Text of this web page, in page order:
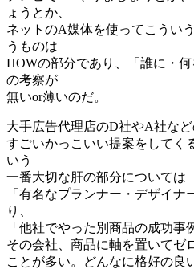
ょうとか、
ネットのA媒体を使ってこうい
うものは
HOWの部分であり、「誰に・
の考察が
無いor薄いのだ。
大手広告代理店のD社やA社な
すごいかっこいい提案をしてく
いう
一番大切な肝の部分については
「有名なプランナー・デザイナ
り、
「他社でやった別商品の成功事
その会社、商品に軸を置いてゼ
ことが多い。どんなに格好の良